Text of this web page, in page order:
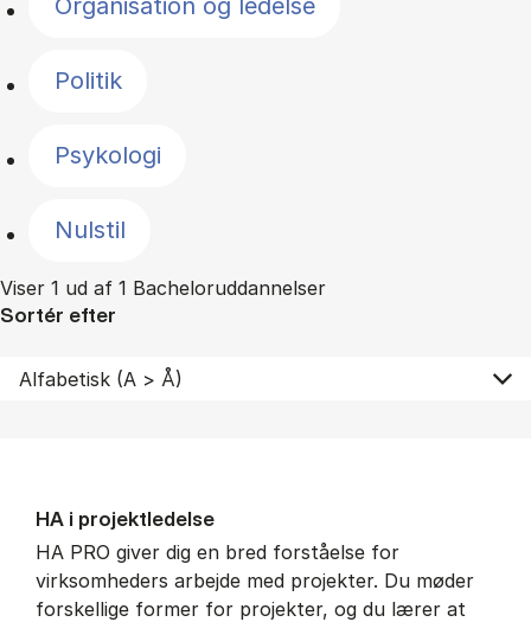
Organisation og ledelse
Politik
Psykologi
Nulstil
Viser 1 ud af 1 Bacheloruddannelser
Sortér efter
HA i pro­jekt­le­del­se
HA PRO giver dig en bred forståelse for
virksomheders arbejde med projekter. Du møder
forskellige former for projekter, og du lærer at